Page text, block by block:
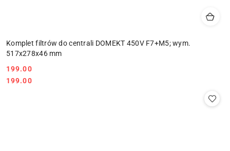
Komplet filtrów do centrali DOMEKT 450V F7+M5; wym.
517x278x46 mm
Cena:
199.00
Cena:
199.00